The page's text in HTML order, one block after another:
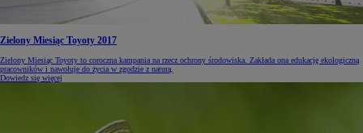
Zielony Miesiąc Toyoty 2017
Zielony Miesiąc Toyoty to coroczna kampania na rzecz ochrony środowiska. Zakłada ona edukację ekologiczną
pracowników i nawołuje do życia w zgodzie z naturą.
Dowiedz się więcej